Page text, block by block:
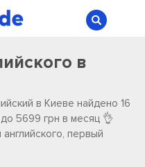
в
в Киеве ️найдено ️16
5699 грн в месяц 👌
первый